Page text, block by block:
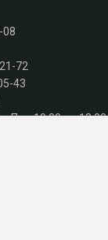
08
72
43
с 10:00 до 18:00